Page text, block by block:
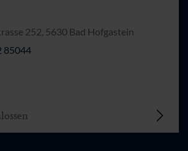
252, 5630 Bad Hofgastein
85044